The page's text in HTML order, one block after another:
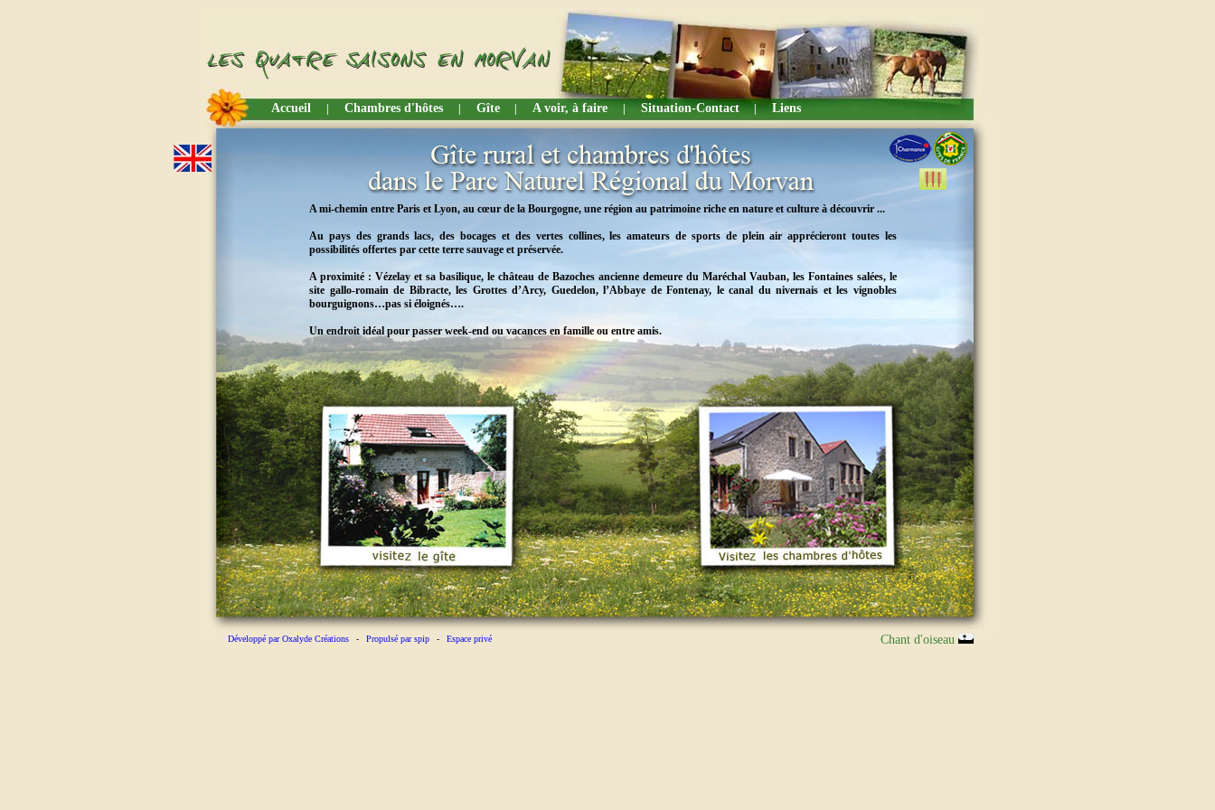
Accueil Chambres d'hôtes Gîte A voir, à faire Situation-Contact Liens
A mi-chemin entre Paris et Lyon, au cœur de la Bourgogne, une région au patrimoine riche en nature et culture à découvrir ...
Au pays des grands lacs, des bocages et des vertes collines, les amateurs de sports de plein air apprécieront toutes les
possibilités offertes par cette terre sauvage et préservée.
A proximité : Vézelay et sa basilique, le château de Bazoches ancienne demeure du Maréchal Vauban, les Fontaines salées, le
site gallo-romain de Bibracte, les Grottes d’Arcy, Guedelon, l’Abbaye de Fontenay, le canal du nivernais et les vignobles
bourguignons…pas si éloignés….
Un endroit idéal pour passer week-end ou vacances en famille ou entre amis.
Chant d'oiseau
Développé par Oxalyde Créations - Propulsé par spip - Espace privé